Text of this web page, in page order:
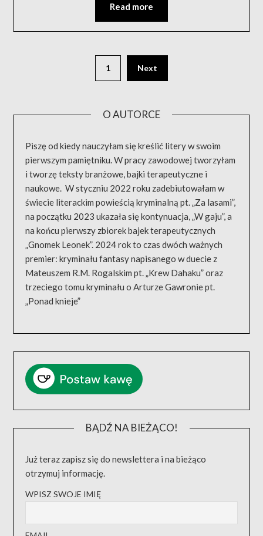
Read more
1 Next
O AUTORCE
Piszę od kiedy nauczyłam się kreślić litery w swoim
pierwszym pamiętniku. W pracy zawodowej tworzyłam
i tworzę teksty branżowe, bajki terapeutyczne i
naukowe. W styczniu 2022 roku zadebiutowałam w
świecie literackim powieścią kryminalną pt. „Za lasami”,
na początku 2023 ukazała się kontynuacja, „W gaju”, a
na końcu pierwszy zbiorek bajek terapeutycznych
„Gnomek Leonek”. 2024 rok to czas dwóch ważnych
premier: kryminału fantasy napisanego w duecie z
Mateuszem R.M. Rogalskim pt. „Krew Dahaku” oraz
trzeciego tomu kryminału o Arturze Gawronie pt.
„Ponad knieje”
BĄDŹ NA BIEŻĄCO!
Już teraz zapisz się do newslettera i na bieżąco
otrzymuj informację.
WPISZ SWOJE IMIĘ